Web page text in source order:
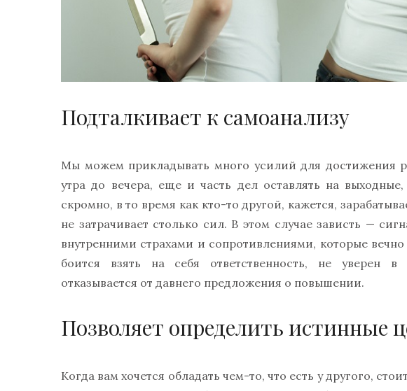
Подталкивает к самоанализу
Мы можем прикладывать много усилий для достижения
утра до вечера, еще и часть дел оставлять на
скромно, в то время как кто-то другой, кажется,
не затрачивает столько сил. В этом случае зависть —
внутренними страхами и сопротивлениями, которые
боится взять на себя ответственность, не уверен
отказывается от давнего предложения о повышении.
Позволяет определить истинные
Когда вам хочется обладать чем-то, что есть у другого,